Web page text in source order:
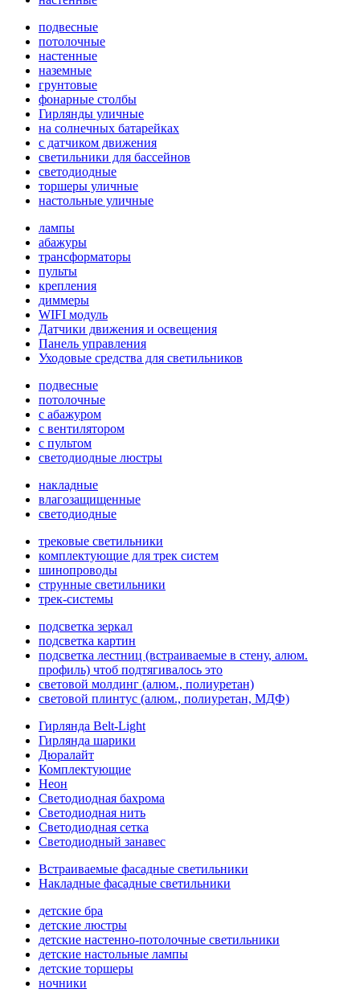
подвесные
потолочные
настенные
наземные
грунтовые
фонарные столбы
Гирлянды уличные
на солнечных батарейках
с датчиком движения
светильники для бассейнов
светодиодные
торшеры уличные
настольные уличные
лампы
абажуры
трансформаторы
пульты
крепления
диммеры
WIFI модуль
Датчики движения и освещения
Панель управления
Уходовые средства для светильников
подвесные
потолочные
с абажуром
с вентилятором
с пультом
светодиодные люстры
накладные
влагозащищенные
светодиодные
трековые светильники
комплектующие для трек систем
шинопроводы
струнные светильники
трек-системы
подсветка зеркал
подсветка картин
подсветка лестниц (встраиваемые в стену, алюм.
профиль) чтоб подтягивалось это
световой молдинг (алюм., полиуретан)
световой плинтус (алюм., полиуретан, МДФ)
Гирлянда Belt-Light
Гирлянда шарики
Дюралайт
Комплектующие
Неон
Светодиодная бахрома
Светодиодная нить
Светодиодная сетка
Светодиодный занавес
Встраиваемые фасадные светильники
Накладные фасадные светильники
детские бра
детские люстры
детские настенно-потолочные светильники
детские настольные лампы
детские торшеры
ночники